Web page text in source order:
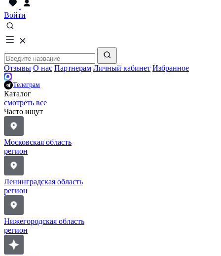
Войти
Отзывы О нас Партнерам Личный кабинет Избранное
Телеграм
Каталог
смотреть все
Часто ищут
Московская область
регион
Ленинградская область
регион
Нижегородская область
регион